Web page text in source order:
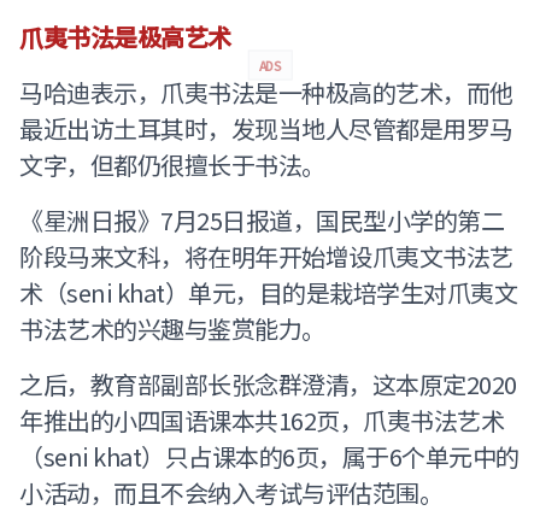
爪夷书法是极高艺术
ADS
马哈迪表示，爪夷书法是一种极高的艺术，而他
最近出访土耳其时，发现当地人尽管都是用罗马
文字，但都仍很擅长于书法。
《星洲日报》7月25日报道，国民型小学的第二
阶段马来文科，将在明年开始增设爪夷文书法艺
术（seni khat）单元，目的是栽培学生对爪夷文
书法艺术的兴趣与鉴赏能力。
之后，教育部副部长张念群澄清，这本原定2020
年推出的小四国语课本共162页，爪夷书法艺术
（seni khat）只占课本的6页，属于6个单元中的
小活动，而且不会纳入考试与评估范围。